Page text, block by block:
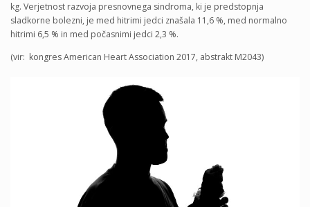
kg. Verjetnost razvoja presnovnega sindroma, ki je predstopnja
sladkorne bolezni, je med hitrimi jedci znašala 11,6 %, med normalno
hitrimi 6,5 % in med počasnimi jedci 2,3 %.
(vir: kongres American Heart Association 2017, abstrakt M2043)